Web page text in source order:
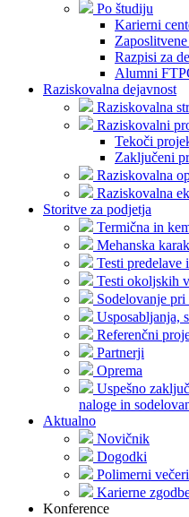
Po študiju
Karierni
Razpisi za
Alumni
Raziskovalna dejavnost
Raziskovalna
Raziskovalni
Tekoči
Zaključeni
Raziskovalna
Raziskovalna
Storitve za podjetja
Termična in
Mehanska
Testi predelave
Testi okoljskih
Sodelovanje
Usposabljanja,
Referenčni
Partnerji
Oprema
Uspešno
naloge in
Aktualno
Novičnik
Dogodki
Polimerni večeri
Karierne
Konference